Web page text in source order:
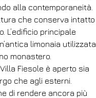
alla contemporaneità.
che conserva intatto
L’edificio principale
limonaia utilizzata
monastero.
Fiesole è aperto sia
che agli esterni.
di rendere ancora più